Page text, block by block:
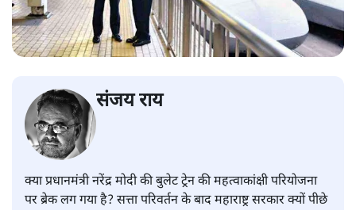
संजय राय
क्या प्रधानमंत्री नरेंद्र मोदी की बुलेट ट्रेन की महत्वाकांक्षी परियोजना
पर ब्रेक लग गया है? सत्ता परिवर्तन के बाद महाराष्ट्र सरकार क्यों पीछे